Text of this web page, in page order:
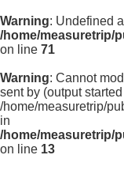
Warning: Undefined
/home/measuretrip/
on line 71
Warning: Cannot
sent by (output
/home/measuretrip/
in
/home/measuretrip/
on line 13